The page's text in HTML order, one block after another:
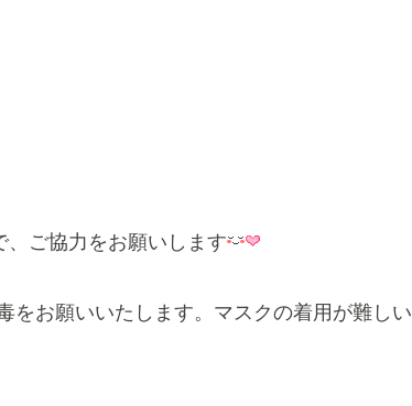
ご協力をお願いします
をお願いいたします。マスクの着用が難しい